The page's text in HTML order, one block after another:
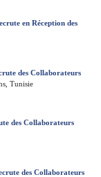
en Réception des
des Collaborateurs
Tunisie
des Collaborateurs
des Collaborateurs